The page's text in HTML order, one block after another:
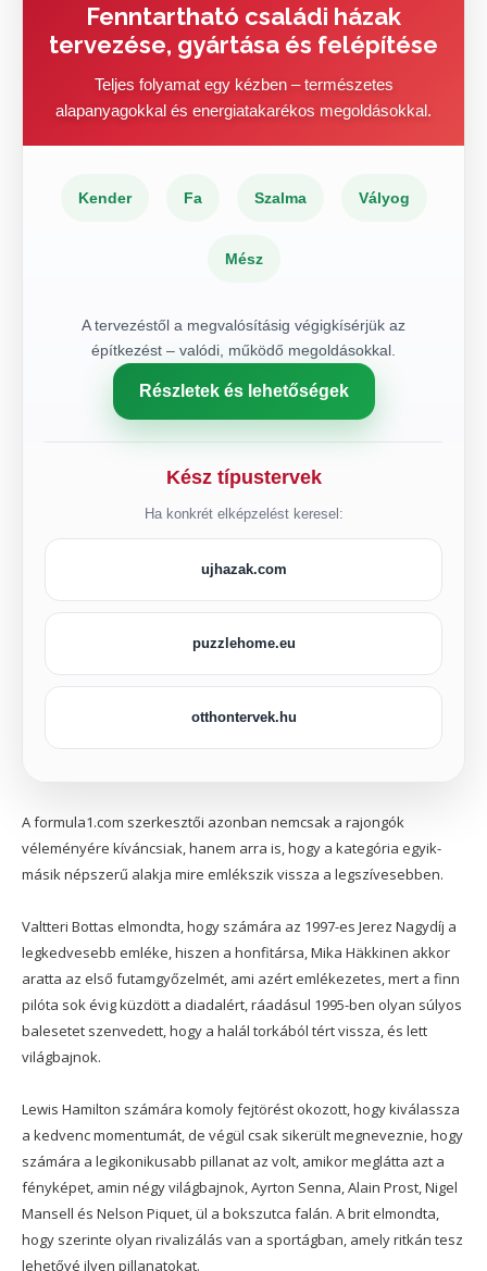
Fenntartható családi házak
tervezése, gyártása és felépítése
Teljes folyamat egy kézben – természetes
alapanyagokkal és energiatakarékos megoldásokkal.
Kender Fa Szalma Vályog
Mész
A tervezéstől a megvalósításig végigkísérjük az
építkezést – valódi, működő megoldásokkal.
Részletek és lehetőségek
Kész típustervek
Ha konkrét elképzelést keresel:
ujhazak.com
puzzlehome.eu
otthontervek.hu
A formula1.com szerkesztői azonban nemcsak a rajongók
véleményére kíváncsiak, hanem arra is, hogy a kategória egyik-
másik népszerű alakja mire emlékszik vissza a legszívesebben.
Valtteri Bottas elmondta, hogy számára az 1997-es Jerez Nagydíj a
legkedvesebb emléke, hiszen a honfitársa, Mika Häkkinen akkor
aratta az első futamgyőzelmét, ami azért emlékezetes, mert a finn
pilóta sok évig küzdött a diadalért, ráadásul 1995-ben olyan súlyos
balesetet szenvedett, hogy a halál torkából tért vissza, és lett
világbajnok.
Lewis Hamilton számára komoly fejtörést okozott, hogy kiválassza
a kedvenc momentumát, de végül csak sikerült megneveznie, hogy
számára a legikonikusabb pillanat az volt, amikor meglátta azt a
fényképet, amin négy világbajnok, Ayrton Senna, Alain Prost, Nigel
Mansell és Nelson Piquet, ül a bokszutca falán. A brit elmondta,
hogy szerinte olyan rivalizálás van a sportágban, amely ritkán tesz
lehetővé ilyen pillanatokat.